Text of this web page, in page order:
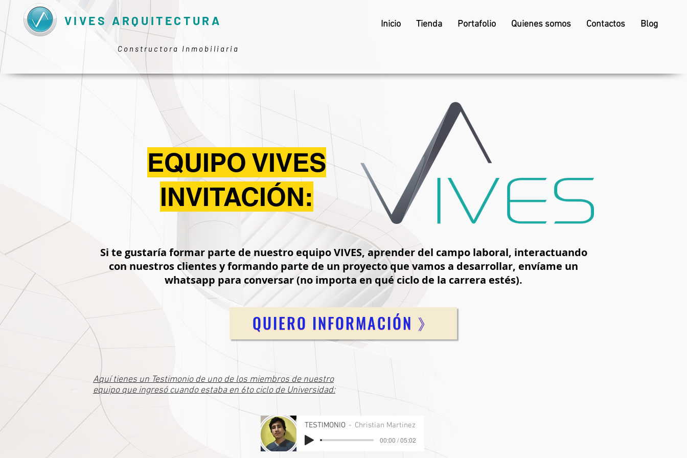
Inicio Tienda Portafolio Quienes somos Contactos Blog
VIVES ARQUITECTURA
Constructora Inmobiliaria
EQUIPO VIVES
INVITACIÓN:
Si te gustaría formar parte de nuestro equipo VIVES, aprender del campo laboral, interactuando
con nuestros clientes y formando parte de un proyecto que vamos a desarrollar, envíame un
whatsapp para conversar (no importa en qué ciclo de la carrera estés).
QUIERO INFORMACIÓN 》
Aquí tienes un Testimonio de uno de los miembros de nuestro
equipo que ingresó cuando estaba en 6to ciclo de Universidad:
TESTIMONIO Christian Martinez
00:00 / 05:02